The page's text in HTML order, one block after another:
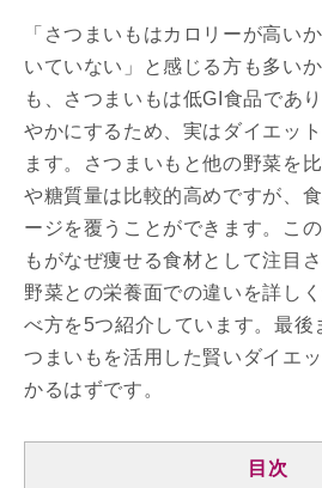
「さつまいもはカロリーが高い
いていない」と感じる方も多い
も、さつまいもは低GI食品であ
やかにするため、実はダイエッ
ます。さつまいもと他の野菜を
や糖質量は比較的高めですが、
ージを覆うことができます。こ
もがなぜ痩せる食材として注目
野菜との栄養面での違いを詳し
べ方を5つ紹介しています。最後
つまいもを活用した賢いダイエ
かるはずです。
目次